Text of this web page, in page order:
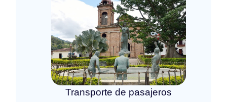
Transporte de pasajeros